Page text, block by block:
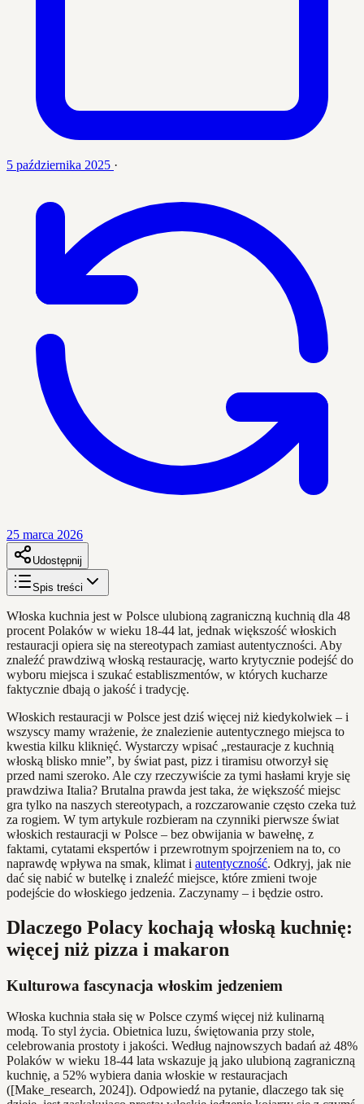
5 października 2025 ·
25 marca 2026
Udostępnij
Spis treści
Włoska kuchnia jest w Polsce ulubioną zagraniczną kuchnią dla 48
procent Polaków w wieku 18-44 lat, jednak większość włoskich
restauracji opiera się na stereotypach zamiast autentyczności. Aby
znaleźć prawdziwą włoską restaurację, warto krytycznie podejść do
wyboru miejsca i szukać establiszmentów, w których kucharze
faktycznie dbają o jakość i tradycję.
Włoskich restauracji w Polsce jest dziś więcej niż kiedykolwiek – i
wszyscy mamy wrażenie, że znalezienie autentycznego miejsca to
kwestia kilku kliknięć. Wystarczy wpisać „restauracje z kuchnią
włoską blisko mnie”, by świat past, pizz i tiramisu otworzył się
przed nami szeroko. Ale czy rzeczywiście za tymi hasłami kryje się
prawdziwa Italia? Brutalna prawda jest taka, że większość miejsc
gra tylko na naszych stereotypach, a rozczarowanie często czeka tuż
za rogiem. W tym artykule rozbieram na czynniki pierwsze świat
włoskich restauracji w Polsce – bez obwijania w bawełnę, z
faktami, cytatami ekspertów i przewrotnym spojrzeniem na to, co
naprawdę wpływa na smak, klimat i autentyczność. Odkryj, jak nie
dać się nabić w butelkę i znaleźć miejsce, które zmieni twoje
podejście do włoskiego jedzenia. Zaczynamy – i będzie ostro.
Dlaczego Polacy kochają włoską kuchnię:
więcej niż pizza i makaron
Kulturowa fascynacja włoskim jedzeniem
Włoska kuchnia stała się w Polsce czymś więcej niż kulinarną
modą. To styl życia. Obietnica luzu, świętowania przy stole,
celebrowania prostoty i jakości. Według najnowszych badań aż 48%
Polaków w wieku 18-44 lata wskazuje ją jako ulubioną zagraniczną
kuchnię, a 52% wybiera dania włoskie w restauracjach
([Make_research, 2024]). Odpowiedź na pytanie, dlaczego tak się